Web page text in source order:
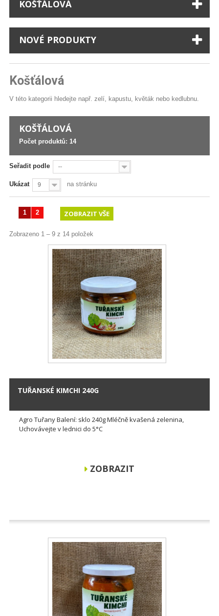
KOŠŤÁLOVÁ
NOVÉ PRODUKTY
Košťálová
V této kategorii hledejte např. zelí, kapustu, květák nebo kedlubnu.
KOŠŤÁLOVÁ
Počet produktů: 14
Seřadit podle --
Ukázat 9 na stránku
ZOBRAZIT VŠE
1 2
Zobrazeno 1 – 9 z 14 položek
TUŘANSKÉ KIMCHI 240G
Agro Tuřany Balení: sklo 240g Mléčně kvašená zelenina,
Uchovávejte v lednici do 5°C
ZOBRAZIT